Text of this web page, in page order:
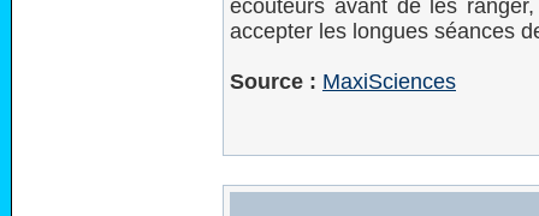
écouteurs avant de les
accepter les longues séances
Source : MaxiSciences